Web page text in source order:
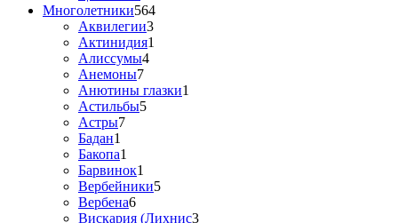
Многолетники564
Аквилегии3
Актинидия1
Алиссумы4
Анемоны7
Анютины глазки1
Астильбы5
Астры7
Бадан1
Бакопа1
Барвинок1
Вербейники5
Вербена6
Вискария (Лихнис3